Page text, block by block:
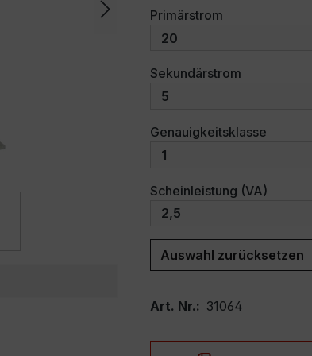
Primärstrom
Sekundärstrom
Genauigkeitsklasse
Scheinleistung (VA)
Auswahl zurücksetzen
Art. Nr.: 31064